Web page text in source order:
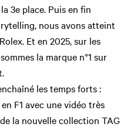
3e place. Puis en fin
nous avons atteint
Et en 2025, sur les
la marque n°1 sur
les temps forts :
F1 avec une vidéo très
la nouvelle collection TAG